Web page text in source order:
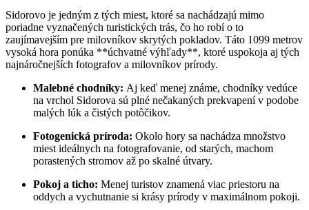
Sidorovo je jedným z tých miest, ktoré sa nachádzajú mimo
poriadne vyznačených turistických trás, čo ho robí o to
zaujímavejším pre milovníkov skrytých pokladov. Táto 1099 metrov
vysoká hora ponúka **úchvatné výhľady**, ktoré uspokoja aj tých
najnáročnejších fotografov a milovníkov prírody.
Malebné chodníky: Aj keď menej známe, chodníky vedúce
na vrchol Sidorova sú plné nečakaných prekvapení v podobe
malých lúk a čistých potôčikov.
Fotogenická príroda: Okolo hory sa nachádza množstvo
miest ideálnych na fotografovanie, od starých, machom
porastených stromov až po skalné útvary.
Pokoj a ticho: Menej turistov znamená viac priestoru na
oddych a vychutnanie si krásy prírody v maximálnom pokoji.